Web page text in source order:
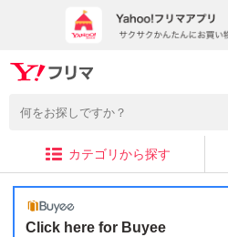
カテゴリから探す
Click here for Buyee